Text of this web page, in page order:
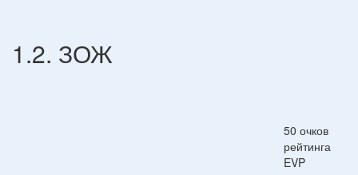
1.2. ЗОЖ
50 очков
рейтинга
EVP